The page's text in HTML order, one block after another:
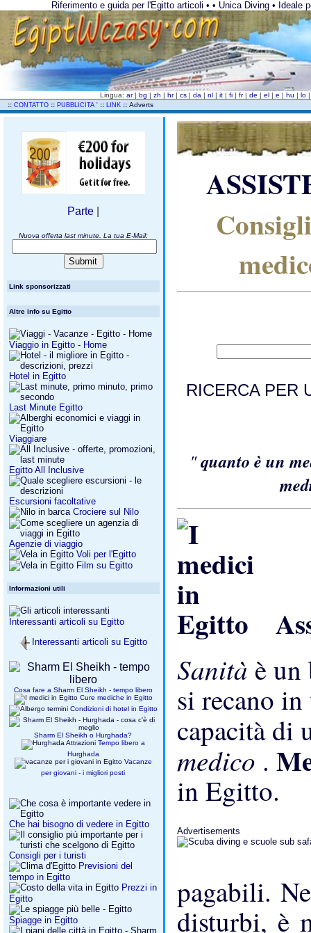
Riferimento e guida per l'Egitto articoli • • Unica Diving •
Lingua:ar |bg |zh |hr |cs |da |nl |it |fi |fr |de |el |e |hu |lo
:: CONTATTO :: PUBBLICITA ' :: LINK :: Adverts
Parte
Nuova offerta last minute. La tua E-Mail:
Link sponsorizzati
Altre info su Egitto
Viaggio in Egitto - Home
Hotel in Egitto
Last Minute Egitto
Viaggiare
Egitto All Inclusive
Escursioni facoltative
Crociere sul Nilo
Agenzie di viaggio
Voli per l'Egitto
Film su Egitto
Informazioni utili
Interessanti articoli su Egitto
Interessanti articoli su Egitto
Cosa fare a Sharm El Sheikh - tempo libero
Cure mediche in Egitto
Condizioni di hotel in Egitto
Sharm El Sheikh o Hurghada?
Tempo libero a
Hurghada
Vacanze
per giovani - i migliori posti
Che hai bisogno di vedere in Egitto
Consigli per i turisti
Previsioni del
tempo in Egitto
Prezzi in
Egitto
Spiagge in Egitto
RICERCA PER
"quanto è un
Sanità è
si recano
capacità di
medico .
in Egitto.
Advertisements
pagabili.
disturbi, è